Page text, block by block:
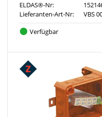
ELDAS®-Nr:
Lieferanten-Art-Nr:
VBS
Verfügbar